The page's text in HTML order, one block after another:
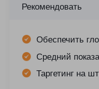
Рекомендовать
Обеспечить
Средний
Таргетинг на